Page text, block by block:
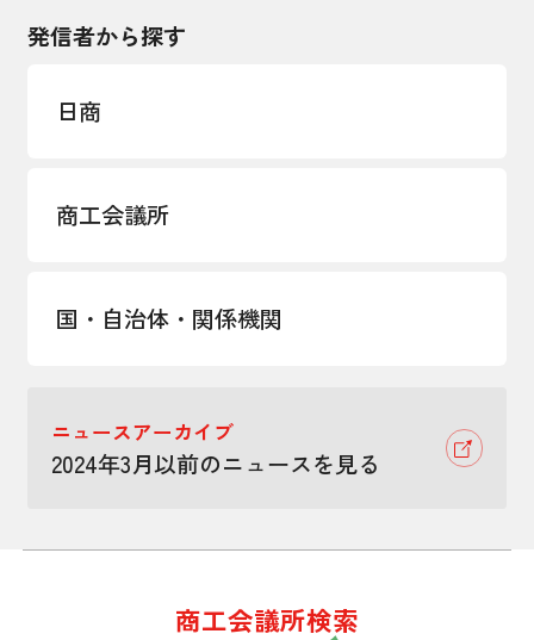
発信者から探す
日商
商工会議所
国・自治体・関係機関
ニュースアーカイブ
2024年3月以前のニュースを見る
商工会議所検索